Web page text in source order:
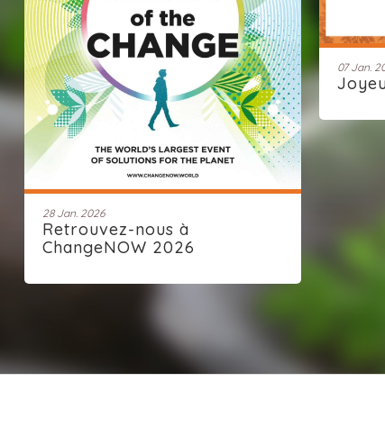
28 Jan. 2026
Retrouvez-nous à
ChangeNOW 2026
07 Jan.